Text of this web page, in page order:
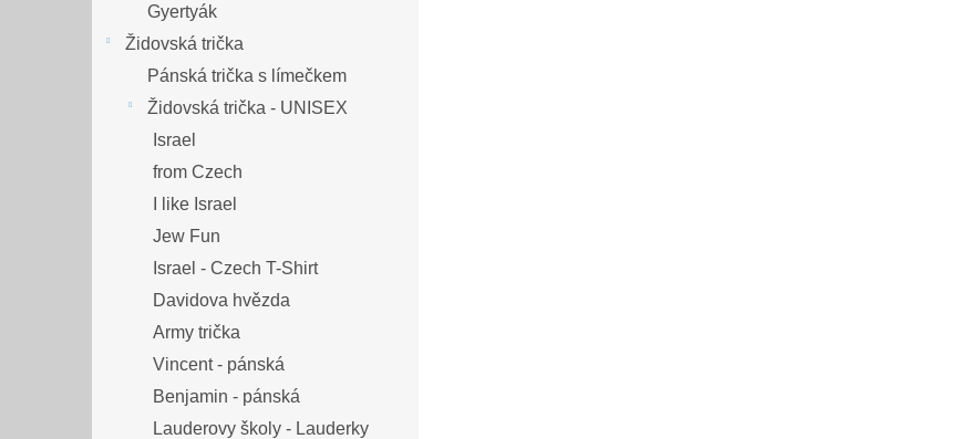
Gyertyák
Židovská trička
Pánská trička s límečkem
Židovská trička - UNISEX
Israel
from Czech
I like Israel
Jew Fun
Israel - Czech T-Shirt
Davidova hvězda
Army trička
Vincent - pánská
Benjamin - pánská
Lauderovy školy - Lauderky